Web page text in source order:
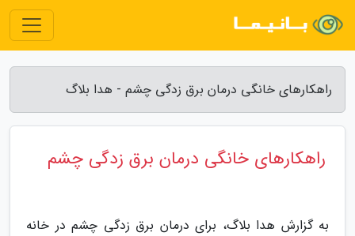
راهکارهای خانگی درمان برق زدگی چشم - هدا بلاگ
راهکارهای خانگی درمان برق زدگی چشم
به گزارش هدا بلاگ، برای درمان برق زدگی چشم در خانه